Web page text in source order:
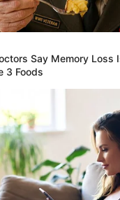
Say Memory Loss
3 Foods